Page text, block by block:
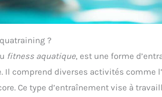
?
fitness aquatique, est une forme
Il comprend diverses activités comme
Ce type d’entraînement vise à